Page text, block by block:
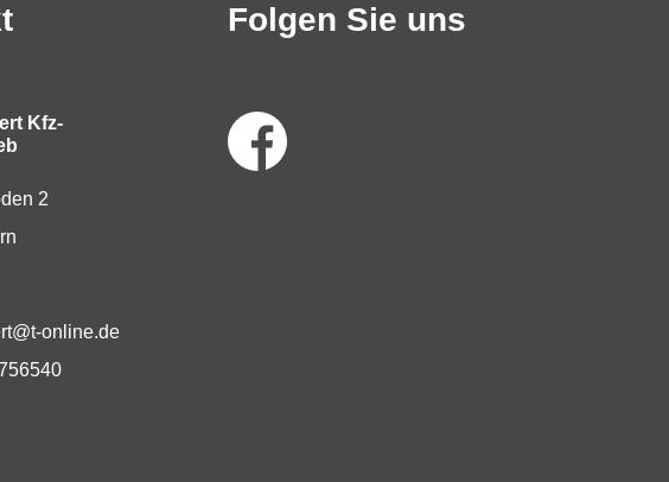
Kfz-
2
online.de
Folgen Sie uns
Social
Media